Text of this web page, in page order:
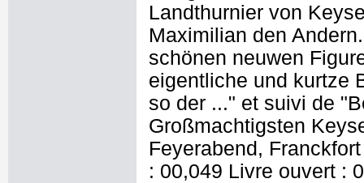
Landthurnier von
Maximilian den
schönen neuwen
eigentliche und kurtze
so der ..." et suivi de
Großmachtigsten
Feyerabend,
: 00,049 Livre ouvert :